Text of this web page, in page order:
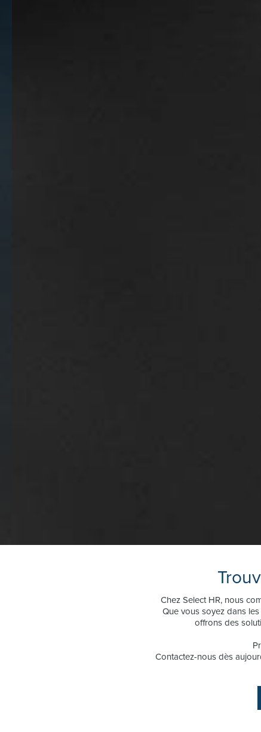
Chez Select HR, nous
Que vous soyez dans
offrons des
Contactez-nous dès